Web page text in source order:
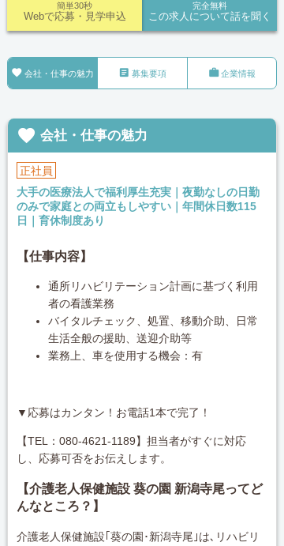
完全無料
この求人について話を聞く
簡単30秒
Webで応募・見学申込
 会社・仕事の魅力  募集要項 企業情報
 会社・仕事の魅力
正社員
大手の医療法人で福利厚生充実｜夜勤なしの日勤
のみで家庭との両立もしやすい｜年間休日数115
日｜育休制度あり
【仕事内容】
通所リハビリテーション計画に基づく利用
者の看護業務
バイタルチェック、処置、移動介助、日常
生活全般の援助、送迎介助等
業務上、車を使用する機会：有
▼応募はカンタン！お電話1本で完了！
【TEL：080-4621-1189】担当者がすぐに対応
し、応募可否をお伝えします。
【介護老人保健施設 葵の園 新潟寺尾ってど
んなところ？】
介護老人保健施設｢葵の園･新潟寺尾｣は､リハビリ